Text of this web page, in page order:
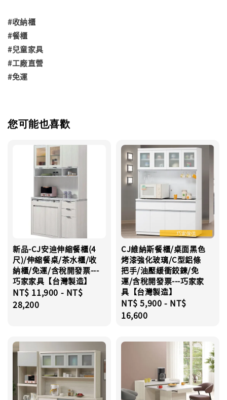
#收納櫃
#餐櫃
#兒童家具
#工廠直營
#免運
您可能也喜歡
新品-CJ安迪伸縮餐櫃(4
尺)/伸縮餐桌/茶水櫃/收
納櫃/免運/含稅開發票---
巧家家具【台灣製造】
Regular
price
NT$ 11,900 - NT$
28,200
CJ維納斯餐櫃/桌面黑色
烤漆強化玻璃/C型鋁條
把手/油壓緩衝鉸鍊/免
運/含稅開發票---巧家家
具【台灣製造】
Regular
price
NT$ 5,900 - NT$
16,600